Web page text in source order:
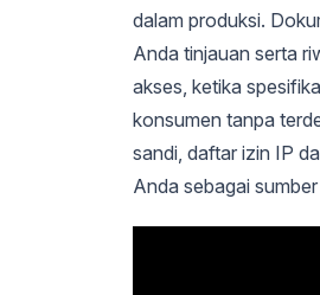
dalam produksi.
Anda tinjauan serta
akses, ketika
konsumen tanpa
sandi, daftar izin IP
Anda sebagai